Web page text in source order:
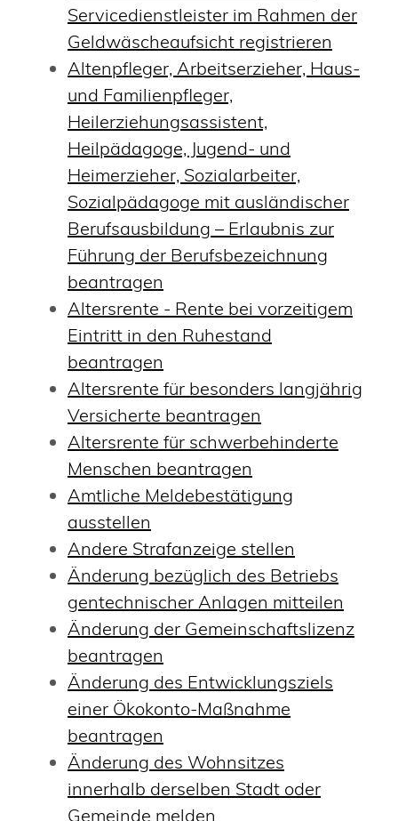
Servicedienstleister im Rahmen der
Geldwäscheaufsicht registrieren
Altenpfleger, Arbeitserzieher, Haus-
und Familienpfleger,
Heilerziehungsassistent,
Heilpädagoge, Jugend- und
Heimerzieher, Sozialarbeiter,
Sozialpädagoge mit ausländischer
Berufsausbildung – Erlaubnis zur
Führung der Berufsbezeichnung
beantragen
Altersrente - Rente bei vorzeitigem
Eintritt in den Ruhestand
beantragen
Altersrente für besonders langjährig
Versicherte beantragen
Altersrente für schwerbehinderte
Menschen beantragen
Amtliche Meldebestätigung
ausstellen
Andere Strafanzeige stellen
Änderung bezüglich des Betriebs
gentechnischer Anlagen mitteilen
Änderung der Gemeinschaftslizenz
beantragen
Änderung des Entwicklungsziels
einer Ökokonto-Maßnahme
beantragen
Änderung des Wohnsitzes
innerhalb derselben Stadt oder
Gemeinde melden